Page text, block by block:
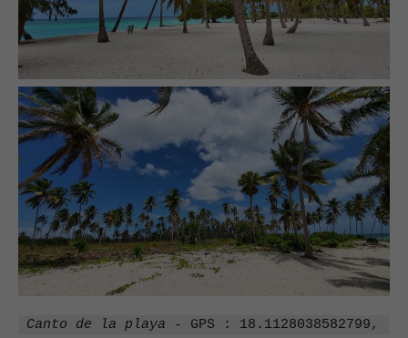
Canto de la playa - GPS : 18.1128038582799, -